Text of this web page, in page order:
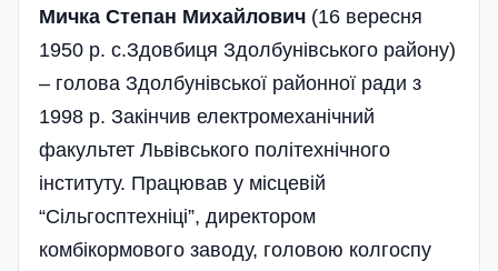
Мичка Степан Михайлович (16 вересня
1950 р. с.Здовбиця Здолбунівського району)
– голова Здолбунівської районної ради з
1998 р. Закінчив електромеханічний
факультет Львівського політехнічного
інституту. Працював у місцевій
“Сільгосптехніці”, директором
комбікормового заводу, головою колгоспу